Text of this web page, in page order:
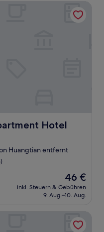
Hotel
Hotel
Huangtian entfernt
Der
Preis
beträgt
46 €
inkl. Steuern & Gebühren
9. Aug.–10. Aug.